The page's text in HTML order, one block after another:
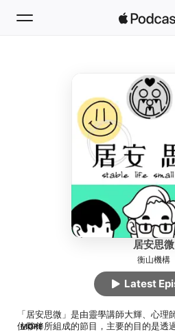
居安思微
衡山機構
「居安思微」是由靈學講師大輝、心
位夥伴所組成的節目，主要的目的是透
MORE
Latest